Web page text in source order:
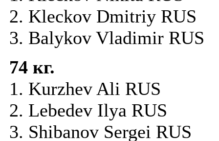
2. Kleckov Dmitriy RUS
3. Balykov Vladimir RUS
74 кг.
1. Kurzhev Ali RUS
2. Lebedev Ilya RUS
3. Shibanov Sergei RUS